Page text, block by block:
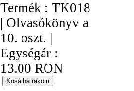
Termék : TK018
| Olvasókönyv a
10. oszt. |
Egységár :
13.00 RON